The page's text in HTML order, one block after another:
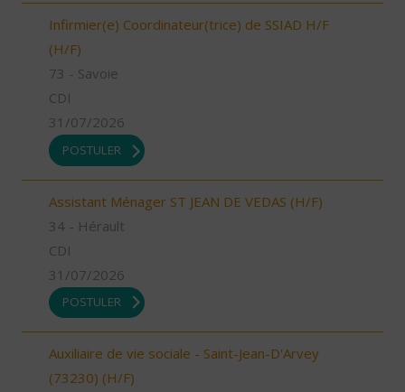
Infirmier(e) Coordinateur(trice) de SSIAD H/F
(H/F)
73 - Savoie
CDI
31/07/2026
POSTULER
Assistant Ménager ST JEAN DE VEDAS (H/F)
34 - Hérault
CDI
31/07/2026
POSTULER
Auxiliaire de vie sociale - Saint-Jean-D'Arvey
(73230) (H/F)